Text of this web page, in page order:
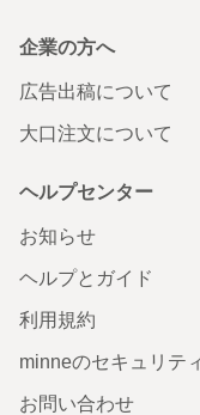
企業の方へ
広告出稿について
大口注文について
ヘルプセンター
お知らせ
ヘルプとガイド
利用規約
minneのセキュリテ
お問い合わせ